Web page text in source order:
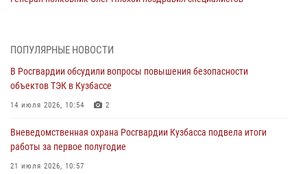
07 августа 2026, 05:32
С 1 сентября 2026 года вступает в силу новый федеральный закон о
частной охранной деятельности
06 августа 2026, 10:19
Росгвардейцы задержали предполагаемого виновника причинения
ножевого ранения кемеровчанину
06 августа 2026, 09:18
ПОПУЛЯРНЫЕ НОВОСТИ
В Росгвардии обсудили вопросы повышения безопасности
объектов ТЭК в Кузбассе
14 июля 2026, 10:54 2
Вневедомственная охрана Росгвардии Кузбасса подвела итоги
работы за первое полугодие
21 июля 2026, 10:57